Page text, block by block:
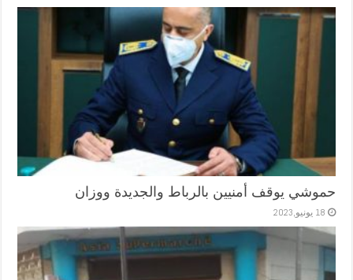
حموشي يوقف أمنيين بالرباط والجديدة ووزان
18 يونيو,2023